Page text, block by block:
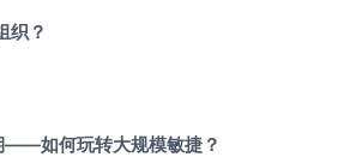
织？
——如何玩转大规模敏捷？